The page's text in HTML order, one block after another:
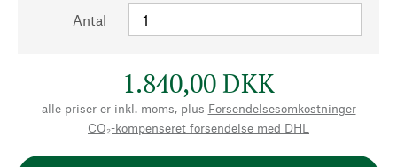
Antal
1.840,00 DKK
alle priser er inkl. moms, plus Forsendelsesomkostninger
CO₂-kompenseret forsendelse med DHL